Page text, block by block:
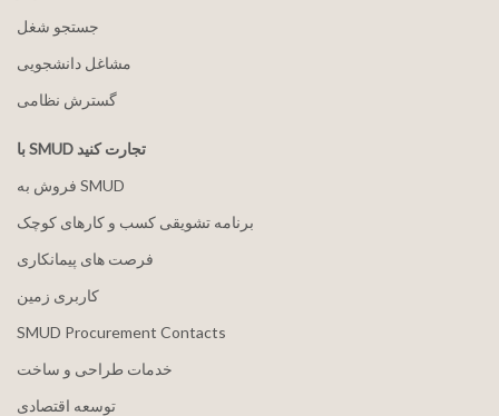
جستجو شغل
مشاغل دانشجویی
گسترش نظامی
با SMUD تجارت کنید
فروش به SMUD
برنامه تشویقی کسب و کارهای کوچک
فرصت های پیمانکاری
کاربری زمین
SMUD Procurement Contacts
خدمات طراحی و ساخت
توسعه اقتصادی